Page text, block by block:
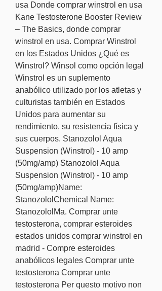
usa Donde comprar winstrol en usa
Kane Testosterone Booster Review
– The Basics, donde comprar
winstrol en usa. Comprar Winstrol
en los Estados Unidos ¿Qué es
Winstrol? Winsol como opción legal
Winstrol es un suplemento
anabólico utilizado por los atletas y
culturistas también en Estados
Unidos para aumentar su
rendimiento, su resistencia física y
sus cuerpos. Stanozolol Aqua
Suspension (Winstrol) - 10 amp
(50mg/amp) Stanozolol Aqua
Suspension (Winstrol) - 10 amp
(50mg/amp)Name:
StanozololChemical Name:
StanozololMa. Comprar unte
testosterona, comprar esteroides
estados unidos comprar winstrol en
madrid - Compre esteroides
anabólicos legales Comprar unte
testosterona Comprar unte
testosterona Per questo motivo non